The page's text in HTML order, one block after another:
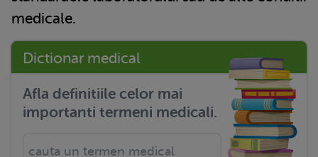
medicale.
Dictionar medical
Afla definitiile celor mai
importanti termeni medicali.